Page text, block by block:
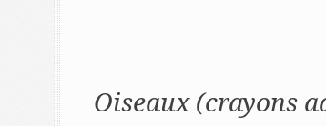
Oiseaux (crayons